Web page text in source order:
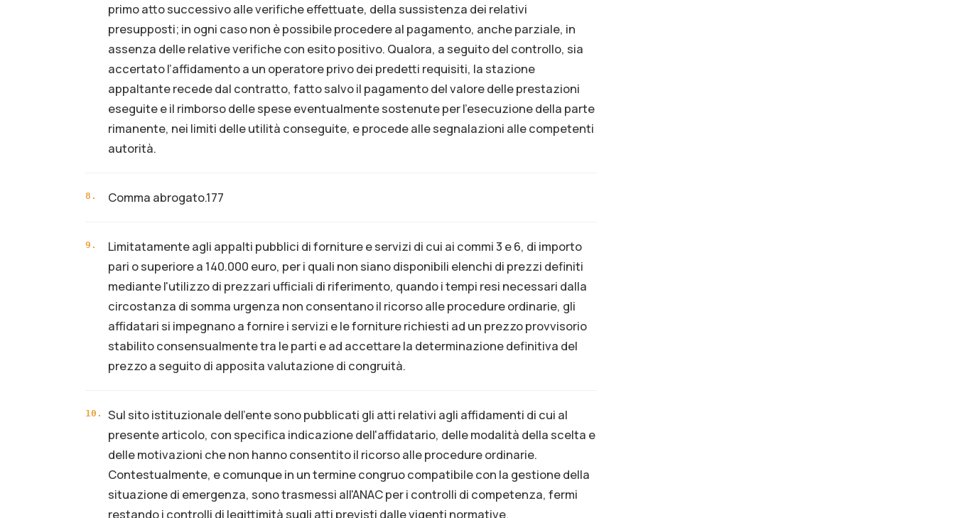
primo atto successivo alle verifiche effettuate, della sussistenza dei relativi
presupposti; in ogni caso non è possibile procedere al pagamento, anche parziale, in
assenza delle relative verifiche con esito positivo. Qualora, a seguito del controllo, sia
accertato l’affidamento a un operatore privo dei predetti requisiti, la stazione
appaltante recede dal contratto, fatto salvo il pagamento del valore delle prestazioni
eseguite e il rimborso delle spese eventualmente sostenute per l’esecuzione della parte
rimanente, nei limiti delle utilità conseguite, e procede alle segnalazioni alle competenti
autorità.
8 . Comma abrogato.177
9 .
Limitatamente agli appalti pubblici di forniture e servizi di cui ai commi 3 e 6, di importo
pari o superiore a 140.000 euro, per i quali non siano disponibili elenchi di prezzi definiti
mediante l'utilizzo di prezzari ufficiali di riferimento, quando i tempi resi necessari dalla
circostanza di somma urgenza non consentano il ricorso alle procedure ordinarie, gli
affidatari si impegnano a fornire i servizi e le forniture richiesti ad un prezzo provvisorio
stabilito consensualmente tra le parti e ad accettare la determinazione definitiva del
prezzo a seguito di apposita valutazione di congruità.
10 .
Sul sito istituzionale dell’ente sono pubblicati gli atti relativi agli affidamenti di cui al
presente articolo, con specifica indicazione dell'affidatario, delle modalità della scelta e
delle motivazioni che non hanno consentito il ricorso alle procedure ordinarie.
Contestualmente, e comunque in un termine congruo compatibile con la gestione della
situazione di emergenza, sono trasmessi all'ANAC per i controlli di competenza, fermi
restando i controlli di legittimità sugli atti previsti dalle vigenti normative.